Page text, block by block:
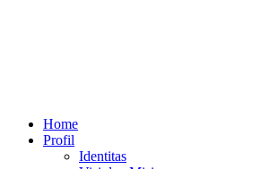
Home
Profil
Identitas